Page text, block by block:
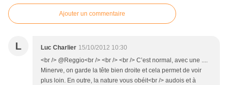
Ajouter un commentaire
L Luc Charlier 15/10/2012 10:30
<br /> @Reggio<br /> <br /> <br /> C’est normal, avec une ....
Minerve, on garde la tête bien droite et cela permet de voir
plus loin. En outre, la nature vous obéit<br /> audois et à